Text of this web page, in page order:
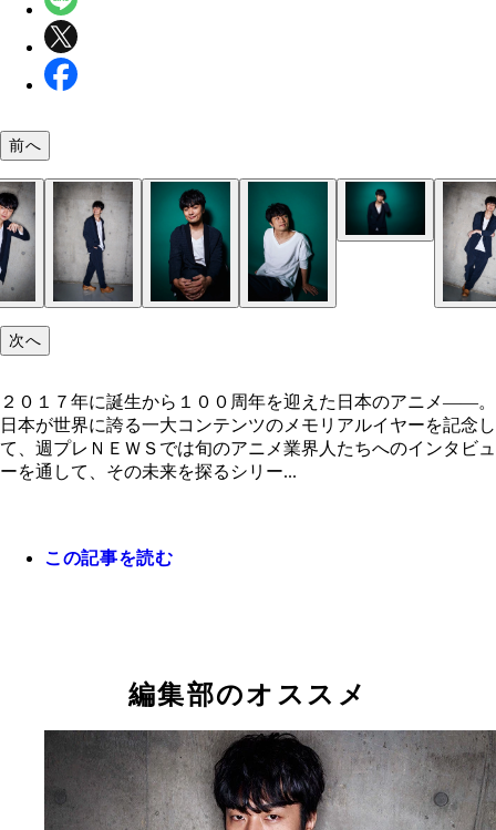
前へ
次へ
２０１７年に誕生から１００周年を迎えた日本のアニメ――。
日本が世界に誇る一大コンテンツのメモリアルイヤーを記念し
て、週プレＮＥＷＳでは旬のアニメ業界人たちへのインタビュ
ーを通して、その未来を探るシリー...
この記事を読む
編集部のオススメ